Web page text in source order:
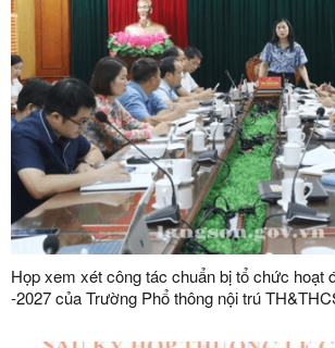
Họp xem xét công tác chuẩn bị tổ chức hoạt
-2027 của Trường Phổ thông nội trú